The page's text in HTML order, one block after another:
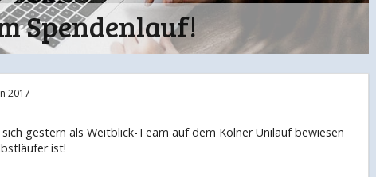
Spendenlauf!
2017
gestern als Weitblick-Team auf dem Kölner Unilauf bewiesen
ist!